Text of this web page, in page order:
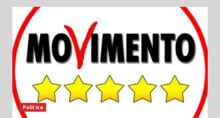
Politica